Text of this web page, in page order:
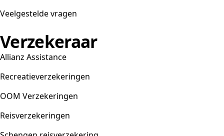
Veelgestelde vragen
Verzekeraar
Allianz Assistance
Recreatieverzekeringen
OOM Verzekeringen
Reisverzekeringen